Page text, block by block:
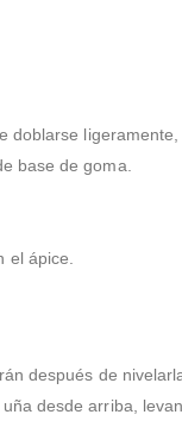
doblarse
base de goma.
el ápice.
después de
desde arriba,